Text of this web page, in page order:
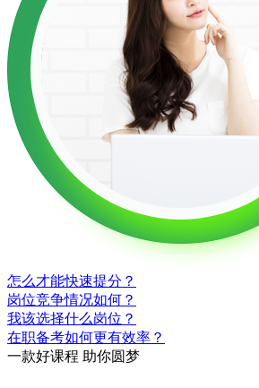
怎么才能快速提分？
岗位竞争情况如何？
我该选择什么岗位？
在职备考如何更有效率？
一款好课程 助你圆梦